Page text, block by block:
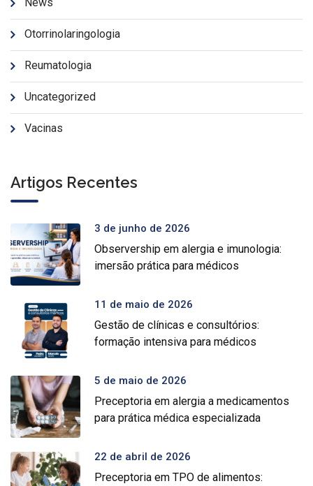
Otorrinolaringologia
Reumatologia
Uncategorized
Vacinas
Artigos Recentes
3 de junho de 2026
Observership em alergia e imunologia:
imersão prática para médicos
11 de maio de 2026
Gestão de clínicas e consultórios:
formação intensiva para médicos
5 de maio de 2026
Preceptoria em alergia a medicamentos
para prática médica especializada
22 de abril de 2026
Preceptoria em TPO de alimentos: